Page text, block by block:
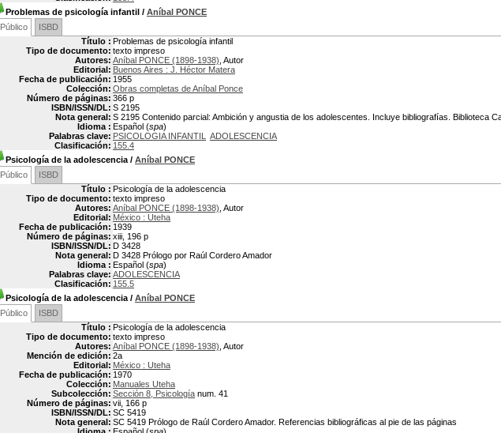
Problemas de psicología infantil / Aníbal PONCE
Público
ISBD
Título : Problemas de psicología infantil
Tipo de documento: texto impreso
Autores: Aníbal PONCE (1898-1938) , Autor
Editorial: Buenos Aires : J. Héctor Matera
Fecha de publicación: 1955
Colección: Obras completas de Aníbal Ponce
Número de páginas: 366 p
ISBN/ISSN/DL: S 2195
Nota general: S 2195 Contenido parcial: Ambición y angustia de los adolescentes. Incluye bibliografías. Biblioteca
Idioma : Español (spa)
Palabras clave: PSICOLOGIA INFANTIL
ADOLESCENCIA
Clasificación: 155.4
Psicología de la adolescencia / Aníbal PONCE
Público
ISBD
Título : Psicología de la adolescencia
Tipo de documento: texto impreso
Autores: Aníbal PONCE (1898-1938) , Autor
Editorial: México : Uteha
Fecha de publicación: 1939
Número de páginas: xiii, 196 p
ISBN/ISSN/DL: D 3428
Nota general: D 3428 Prólogo por Raúl Cordero Amador
Idioma : Español (spa)
Palabras clave: ADOLESCENCIA
Clasificación: 155.5
Psicología de la adolescencia / Aníbal PONCE
Público
ISBD
Título : Psicología de la adolescencia
Tipo de documento: texto impreso
Autores: Aníbal PONCE (1898-1938) , Autor
Mención de edición: 2a
Editorial: México : Uteha
Fecha de publicación: 1970
Colección: Manuales Uteha
Subcolección: Sección 8, Psicología num. 41
Número de páginas: vii, 166 p
ISBN/ISSN/DL: SC 5419
Nota general: SC 5419 Prólogo de Raúl Cordero Amador. Referencias bibliográficas al pie de las páginas